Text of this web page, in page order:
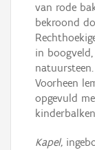
van rode
bekroond
in
Voorheen
opgevuld
Kapel,